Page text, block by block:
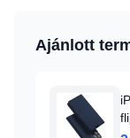
Ajánlott